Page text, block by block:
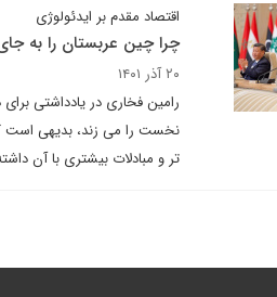
اقتصاد مقدم بر ایدئولوژی
چرا چین عربستان را به
۲۰ آذر ۱۴۰۱
رامین فخاری در یادداشتی
نخست را می زند، بدیهی است
تر و مبادلات بیشتری با آن